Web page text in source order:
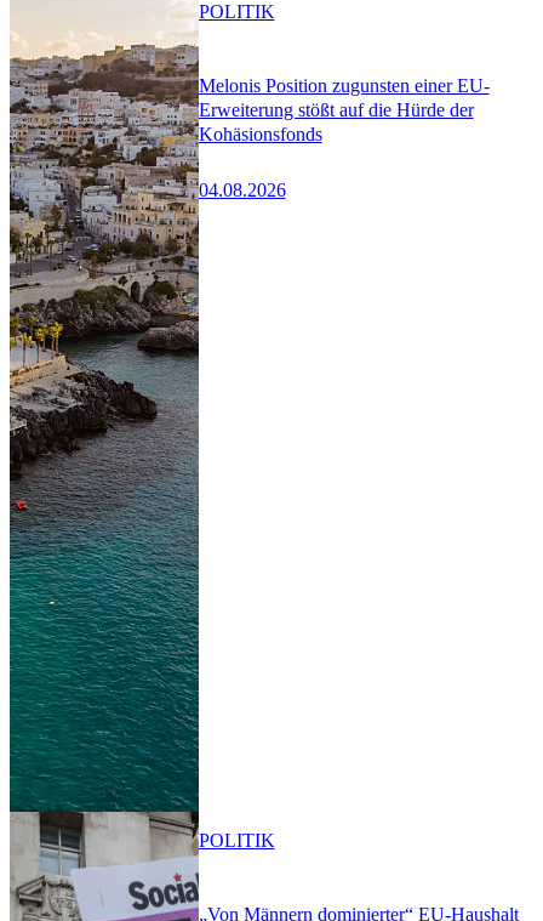
Melonis Position zugunsten einer EU-
Erweiterung stößt auf die Hürde der
Kohäsionsfonds
04.08.2026
POLITIK
„Von Männern dominierter“ EU-Haushalt
POLITIK